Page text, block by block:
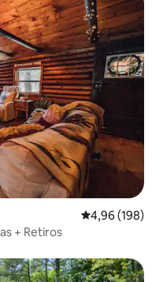
hóspedes
4,96 de uma
4,96 (198)
+ Retiros